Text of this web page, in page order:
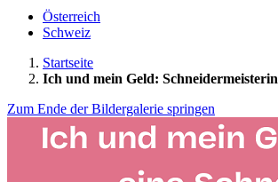
Österreich
Schweiz
Startseite
Ich und mein Geld: Schneidermeisterin
Zum Ende der Bildergalerie springen